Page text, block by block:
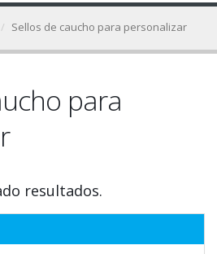
Sellos de caucho para personalizar
para
resultados.